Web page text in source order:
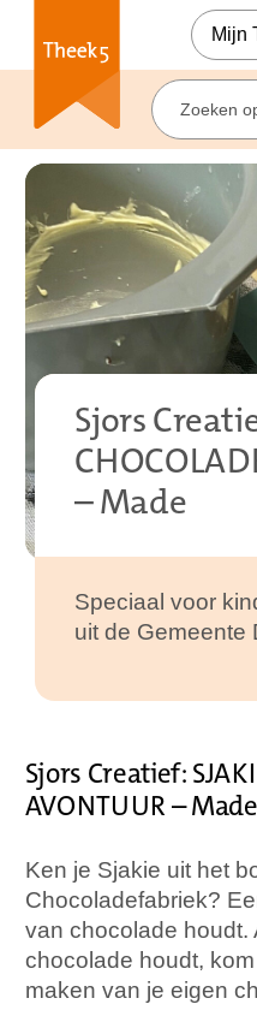
Mijn
Sjors
– Made
Speciaal voor
uit de Gemeente
Sjors Creatief:
AVONTUUR – Made
Ken je Sjakie uit het
Chocoladefabriek?
van chocolade houdt.
chocolade houdt,
maken van je eigen